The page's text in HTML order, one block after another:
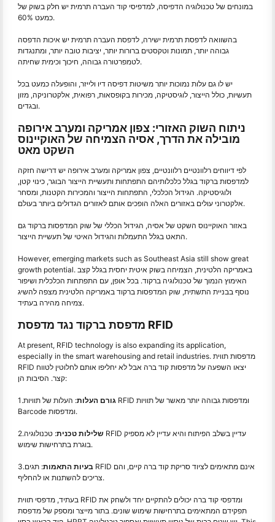
במונחים של טכנולוגיה הדפיסה, למדפיסי קוד העברה תרמית יש חלק בשוק של
כמעט 60%.
בהשוואה לדפסת תרמית ישירה, לדפסת העברה תרמית יש איכות הדפסה
גבוהה יותר, תמונות וטקסטים ברורות יותר, יציבות טובה יותר, ומתנגדות
לטמפרטורה גבוהה, חיכוך וכימית שחיתה.
יש לו גם עלות נמוכות יותר משיטות דפיסה דיו ולייזר, והופעלה כמעט בכל
תעשיות, כולל הייצור, לוגיסטיקה, מכירות בקופסאות, רפואית, אלקטרוניקה, מזון
ובגדים.
ניתוח השוק האזורי: צפון אמריקה ומערב אירופה
מובילה את הדרך, אסיה הצמיחה של האוקיינוס
השקט מאט
לפי דיווחים רלוונטיים רלוונטיים, צפון אמריקה ומערב אירופה יש דרישה חזקה
למדפסות ברקוד בגלל כלכלותיהם התפתחות ותעשיית הייצור הבוגר, כינוי קטן,
ולוגיסטיקה. הגידול הכלכלי, התפתחות הייצור והמכירות הקטנות, ומסחר
אלקטרוני עולים באזורים האלה הופכים אותם לאזורים הגדולים ביותר בעולם.
באזור האוקיינוס השקט של אסיה, הגידול הכללי של שוק המדפסות ברקוד גם
התאט בגלל התעמלות והגידול האיטי של תעשיית הייצור.
However, emerging markets such as Southeast Asia still show great
growth potential. באמריקה הלטינית, הצמיחה בשוק איטית יחסית בגלל קצב
האימוץ הנמוך של טכנולוגיה ברקוד. בכל אופן, עם התפתחות הכלכלית ושיפור
נוסף בבניית התשתית, שוק המדפסות ברקוד באמריקה הלטינית מצפה להשיג
צמיחה מהירה בעתיד.
מדפסת ברקוד נגד מדפסת RFID
At present, RFID technology is also expanding its application,
especially in the smart warehousing and retail industries. מדפסות תווית
RFID יצאו השפעה על מדפסות קוד ברה אבל לא יחליפו אותם לחלוטין לטווח
קצר. הסיבות הן:
1. גורם העלות: העלות של תוויות RFID ומדפסות גבוהה יותר מאשר של תוויות
Barcode ומדפסות.
2. שלילות טכנית: טכנולוגיה RFID עדיין בשלב הפיתוח והיא עדיין לא מספיק
בוגרת בתרחישות שימוש.
3. בעיות התאמות: תגים RFID אינם מתאימים לציוד סריקת קוד ברה קיים, והם
צריכים להשתנות או להחליף.
בעתיד, מדפסי תווית RFID ומדפסי קוד ברה יכולים להתקיים יחד ולשחק את
תפקידם המתאימים בתרחישות שימוש שונים. בתור מייצר ומספק של מדפסת